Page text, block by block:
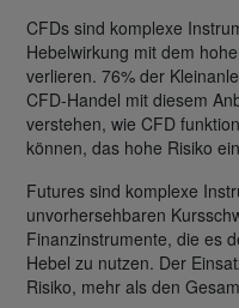
CFDs sind komplexe
Hebelwirkung mit dem
verlieren. 76% der
CFD-Handel mit diesem
verstehen, wie CFD
können, das hohe Risiko
Futures sind komplexe
unvorhersehbaren
Finanzinstrumente, die es
Hebel zu nutzen. Der
Risiko, mehr als den